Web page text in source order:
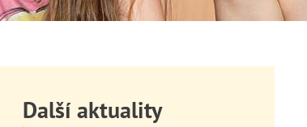
Další aktuality